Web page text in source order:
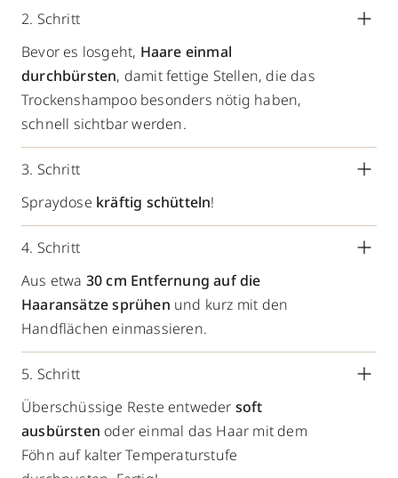
2. Schritt
Bevor es losgeht, Haare einmal
durchbürsten, damit fettige Stellen, die das
Trockenshampoo besonders nötig haben,
schnell sichtbar werden.
3. Schritt
Spraydose kräftig schütteln!
4. Schritt
Aus etwa 30 cm Entfernung auf die
Haaransätze sprühen und kurz mit den
Handflächen einmassieren.
5. Schritt
Überschüssige Reste entweder soft
ausbürsten oder einmal das Haar mit dem
Föhn auf kalter Temperaturstufe